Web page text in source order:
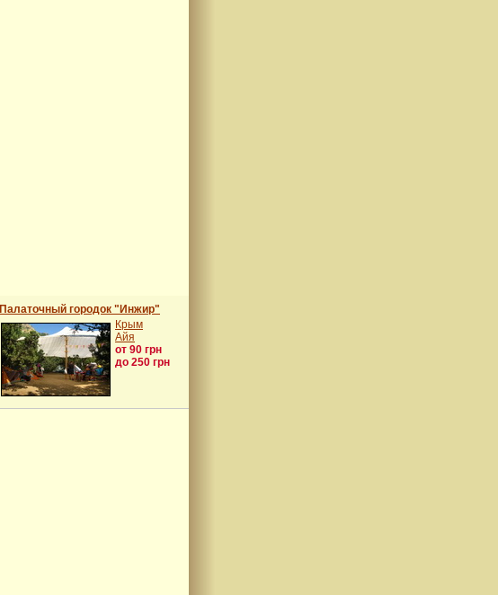
Палаточный городок "Инжир"
Крым
Айя
от 90 грн
до 250 грн